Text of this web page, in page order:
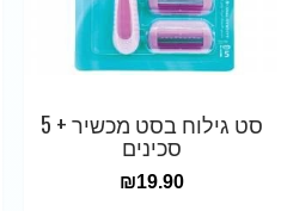
סט גילוח בסט מכשיר + 5
סכינים
₪19.90